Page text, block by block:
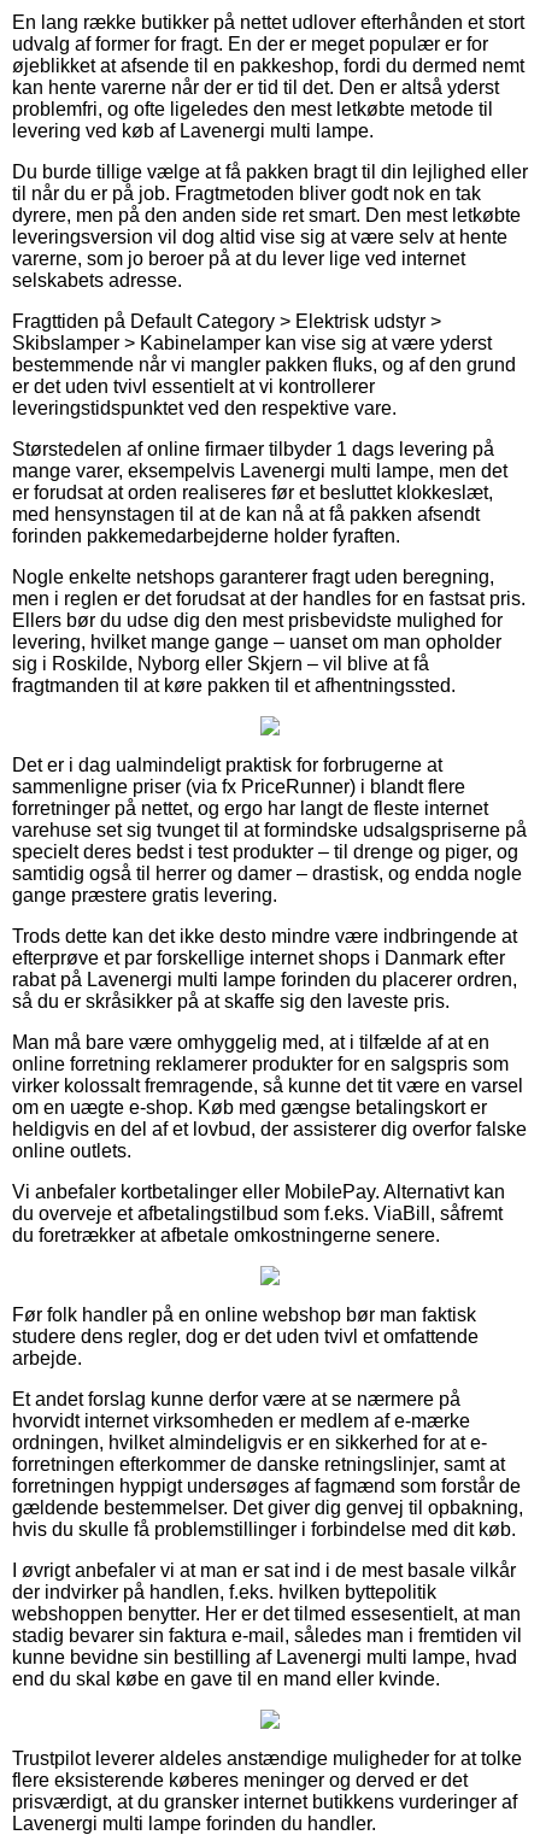
En lang række butikker på nettet udlover efterhånden et stort
udvalg af former for fragt. En der er meget populær er for
øjeblikket at afsende til en pakkeshop, fordi du dermed nemt
kan hente varerne når der er tid til det. Den er altså yderst
problemfri, og ofte ligeledes den mest letkøbte metode til
levering ved køb af Lavenergi multi lampe.
Du burde tillige vælge at få pakken bragt til din lejlighed eller
til når du er på job. Fragtmetoden bliver godt nok en tak
dyrere, men på den anden side ret smart. Den mest letkøbte
leveringsversion vil dog altid vise sig at være selv at hente
varerne, som jo beroer på at du lever lige ved internet
selskabets adresse.
Fragttiden på Default Category > Elektrisk udstyr >
Skibslamper > Kabinelamper kan vise sig at være yderst
bestemmende når vi mangler pakken fluks, og af den grund
er det uden tvivl essentielt at vi kontrollerer
leveringstidspunktet ved den respektive vare.
Størstedelen af online firmaer tilbyder 1 dags levering på
mange varer, eksempelvis Lavenergi multi lampe, men det
er forudsat at orden realiseres før et besluttet klokkeslæt,
med hensynstagen til at de kan nå at få pakken afsendt
forinden pakkemedarbejderne holder fyraften.
Nogle enkelte netshops garanterer fragt uden beregning,
men i reglen er det forudsat at der handles for en fastsat pris.
Ellers bør du udse dig den mest prisbevidste mulighed for
levering, hvilket mange gange – uanset om man opholder
sig i Roskilde, Nyborg eller Skjern – vil blive at få
fragtmanden til at køre pakken til et afhentningssted.
Det er i dag ualmindeligt praktisk for forbrugerne at
sammenligne priser (via fx PriceRunner) i blandt flere
forretninger på nettet, og ergo har langt de fleste internet
varehuse set sig tvunget til at formindske udsalgspriserne på
specielt deres bedst i test produkter – til drenge og piger, og
samtidig også til herrer og damer – drastisk, og endda nogle
gange præstere gratis levering.
Trods dette kan det ikke desto mindre være indbringende at
efterprøve et par forskellige internet shops i Danmark efter
rabat på Lavenergi multi lampe forinden du placerer ordren,
så du er skråsikker på at skaffe sig den laveste pris.
Man må bare være omhyggelig med, at i tilfælde af at en
online forretning reklamerer produkter for en salgspris som
virker kolossalt fremragende, så kunne det tit være en varsel
om en uægte e-shop. Køb med gængse betalingskort er
heldigvis en del af et lovbud, der assisterer dig overfor falske
online outlets.
Vi anbefaler kortbetalinger eller MobilePay. Alternativt kan
du overveje et afbetalingstilbud som f.eks. ViaBill, såfremt
du foretrækker at afbetale omkostningerne senere.
Før folk handler på en online webshop bør man faktisk
studere dens regler, dog er det uden tvivl et omfattende
arbejde.
Et andet forslag kunne derfor være at se nærmere på
hvorvidt internet virksomheden er medlem af e-mærke
ordningen, hvilket almindeligvis er en sikkerhed for at e-
forretningen efterkommer de danske retningslinjer, samt at
forretningen hyppigt undersøges af fagmænd som forstår de
gældende bestemmelser. Det giver dig genvej til opbakning,
hvis du skulle få problemstillinger i forbindelse med dit køb.
I øvrigt anbefaler vi at man er sat ind i de mest basale vilkår
der indvirker på handlen, f.eks. hvilken byttepolitik
webshoppen benytter. Her er det tilmed essesentielt, at man
stadig bevarer sin faktura e-mail, således man i fremtiden vil
kunne bevidne sin bestilling af Lavenergi multi lampe, hvad
end du skal købe en gave til en mand eller kvinde.
Trustpilot leverer aldeles anstændige muligheder for at tolke
flere eksisterende køberes meninger og derved er det
prisværdigt, at du gransker internet butikkens vurderinger af
Lavenergi multi lampe forinden du handler.